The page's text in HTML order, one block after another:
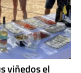
viñedos el